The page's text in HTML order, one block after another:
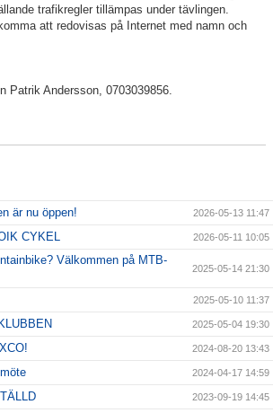
trafikregler tillämpas under tävlingen.
att redovisas på Internet med namn och
Patrik Andersson, 0703039856.
är nu öppen! 2026-05-13 11:47
CYKEL 2026-05-11 10:05
Välkommen på MTB-
2025-05-14 21:30
2025-05-10 11:37
2025-05-04 19:30
2024-08-20 13:43
2024-04-17 14:59
2023-09-19 14:45